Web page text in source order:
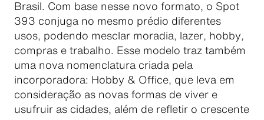
Brasil. Com base nesse novo formato, o Spot
393 conjuga no mesmo prédio diferentes
usos, podendo mesclar moradia, lazer, hobby,
compras e trabalho. Esse modelo traz também
uma nova nomenclatura criada pela
incorporadora: Hobby & Office, que leva em
consideração as novas formas de viver e
usufruir as cidades, além de refletir o crescente